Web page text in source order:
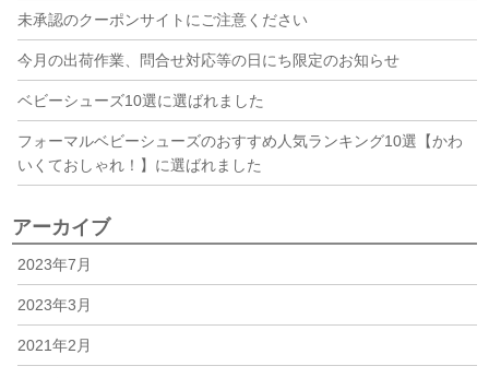
未承認のクーポンサイトにご注意ください
今月の出荷作業、問合せ対応等の日にち限定のお知らせ
ベビーシューズ10選に選ばれました
フォーマルベビーシューズのおすすめ人気ランキング10選【かわ
いくておしゃれ！】に選ばれました
アーカイブ
2023年7月
2023年3月
2021年2月